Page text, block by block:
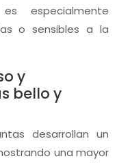
especialmente
o sensibles a la
y
bello y
desarrollan un
una mayor